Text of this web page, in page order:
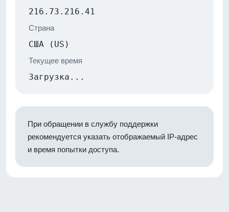
216.73.216.41
Страна
США (US)
Текущее время
Загрузка...
При обращении в службу поддержки
рекомендуется указать отображаемый IP-адрес
и время попытки доступа.